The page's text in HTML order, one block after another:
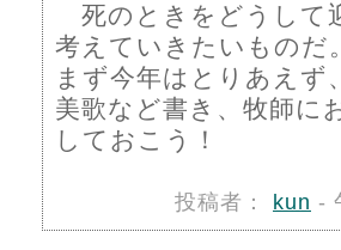
死のときをどうして
考えていきたいものだ。
まず今年はとりあえ
美歌など書き、牧師に
しておこう！
投稿者： kun -